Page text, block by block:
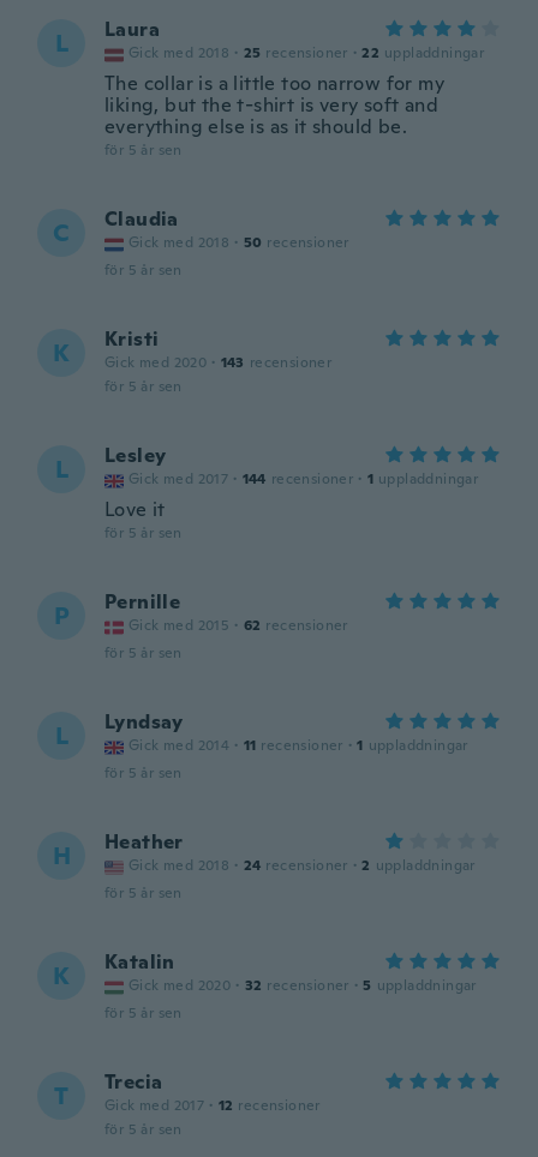
L Laura
Gick med 2018 · 25 recensioner · 22 uppladdningar
The collar is a little too narrow for my
liking, but the t-shirt is very soft and
everything else is as it should be.
för 5 år sen
C Claudia
Gick med 2018 · 50 recensioner
för 5 år sen
K Kristi
Gick med 2020 · 143 recensioner
för 5 år sen
L Lesley
Gick med 2017 · 144 recensioner · 1 uppladdningar
Love it
för 5 år sen
P Pernille
Gick med 2015 · 62 recensioner
för 5 år sen
L Lyndsay
Gick med 2014 · 11 recensioner · 1 uppladdningar
för 5 år sen
H Heather
Gick med 2018 · 24 recensioner · 2 uppladdningar
för 5 år sen
K Katalin
Gick med 2020 · 32 recensioner · 5 uppladdningar
för 5 år sen
T Trecia
Gick med 2017 · 12 recensioner
för 5 år sen